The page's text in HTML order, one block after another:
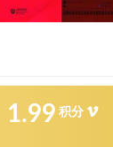
1.99 积分